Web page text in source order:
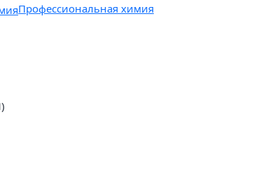
Профессиональная химия